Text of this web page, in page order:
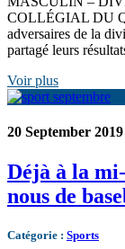
COLLÉGIAL DU
adversaires de la
partagé leurs
Voir plus
20 September 2019
Déjà à la
nous de
Catégorie : Sports